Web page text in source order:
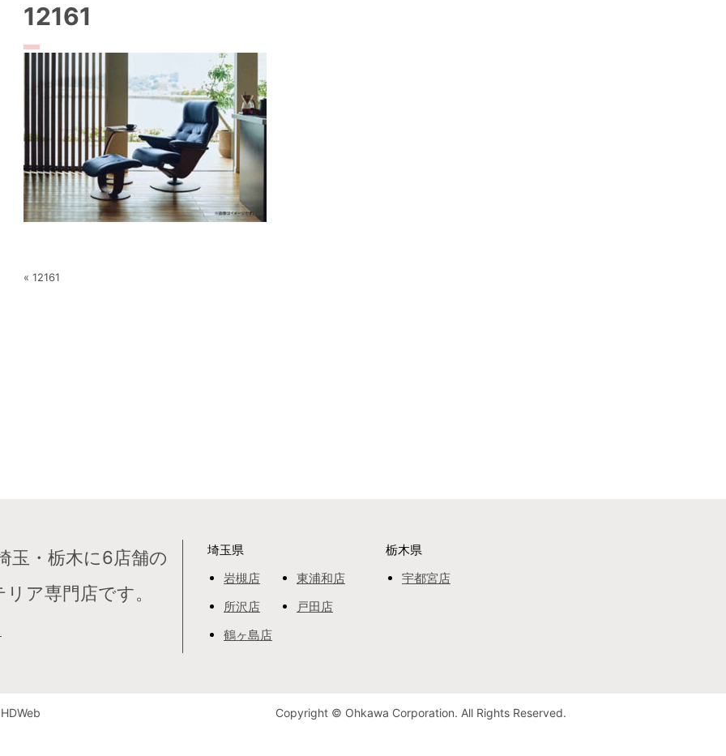
12161
« 12161
玉・栃木に6店舗の
ア専門店です。
埼玉県
岩槻店
東浦和店
所沢店
戸田店
鶴ヶ島店
栃木県
宇都宮店
Copyright © Ohkawa Corporation. All Rights Reserved.